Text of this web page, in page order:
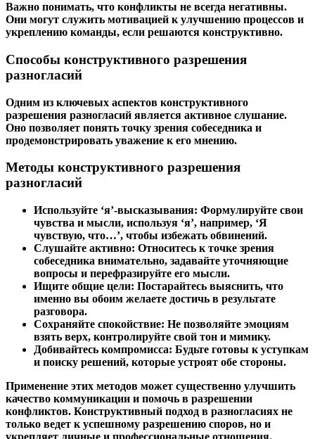
Важно понимать, что конфликты не всегда негативны.
Они могут служить мотивацией к улучшению процессов и
укреплению команды, если решаются конструктивно.
Способы конструктивного разрешения
разногласий
Одним из ключевых аспектов конструктивного
разрешения разногласий является активное слушание.
Оно позволяет понять точку зрения собеседника и
продемонстрировать уважение к его мнению.
Методы конструктивного разрешения
разногласий
Используйте ‘я’-высказывания: Формулируйте свои
чувства и мысли, используя ‘я’, например, ‘Я
чувствую, что…’, чтобы избежать обвинений.
Слушайте активно: Относитесь к точке зрения
собеседника внимательно, задавайте уточняющие
вопросы и перефразируйте его мысли.
Ищите общие цели: Постарайтесь выяснить, что
именно вы обоим желаете достичь в результате
разговора.
Сохраняйте спокойствие: Не позволяйте эмоциям
взять верх, контролируйте свой тон и мимику.
Добивайтесь компромисса: Будьте готовы к уступкам
и поиску решений, которые устроят обе стороны.
Применение этих методов может существенно улучшить
качество коммуникации и помочь в разрешении
конфликтов. Конструктивный подход в разногласиях не
только ведет к успешному разрешению споров, но и